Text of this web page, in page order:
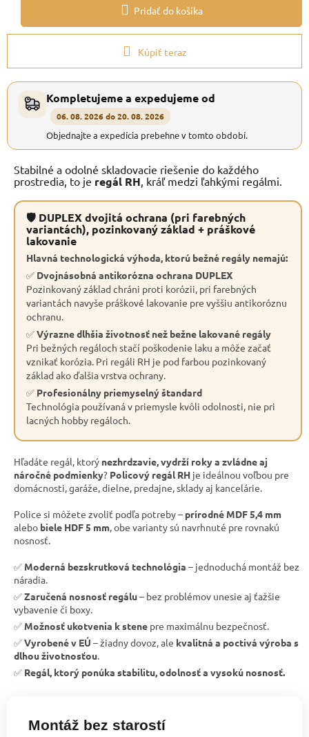
Pridať do košíka
Kúpiť teraz
Kompletujeme a expedujeme od
06. 08. 2026 do 20. 08. 2026
Objednajte a expedícia prebehne v tomto období.
Stabilné a odolné skladovacie riešenie do každého
prostredia, to je regál RH , kráľ medzi ľahkými regálmi.
🛡 DUPLEX dvojitá ochrana (pri farebných
variantách), pozinkovaný základ + práškové
lakovanie
Hlavná technologická výhoda, ktorú bežné regály nemajú:
✅ Dvojnásobná antikorózna ochrana DUPLEX
Pozinkovaný základ chráni proti korózii, pri farebných
variantách navyše práškové lakovanie pre vyššiu antikoróznu
ochranu.
✅Výrazne dlhšia životnosť než bežne lakované regály
Pri bežných regáloch stačí poškodenie laku a môže začať
vznikať korózia. Pri regáli RH je pod farbou pozinkovaný
základ ako ďalšia vrstva ochrany.
✅ Profesionálny priemyselný štandard
Technológia používaná v priemysle kvôli odolnosti, nie pri
lacných hobby regáloch.
Hľadáte regál, ktorý nezhrdzavie, vydrží roky a zvládne aj
náročné podmienky? Policový regál RH je ideálnou voľbou pre
domácnosti, garáže, dielne, predajne, sklady aj kancelárie.
Police si môžete zvoliť podľa potreby – prírodné MDF 5,4 mm
alebo biele HDF 5 mm , obe varianty sú navrhnuté pre rovnakú
nosnosť.
✅ Moderná bezskrutková technológia – jednoduchá montáž bez
náradia.
✅Zaručená nosnosť regálu– bez problémov unesie aj ťažšie
vybavenie či boxy.
✅ Možnosť ukotvenia k stene pre maximálnu bezpečnosť.
✅Vyrobené v EÚ – žiadny dovoz, ale kvalitná a poctivá výroba s
dlhou životnosťou
✅ Regál, ktorý ponúka stabilitu, odolnosť a vysokú nosnosť.
Montáž bez starostí